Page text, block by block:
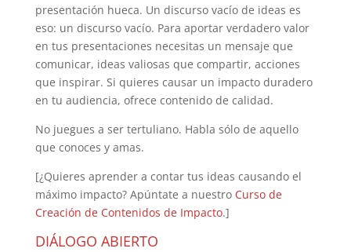
presentación hueca. Un discurso vacío de ideas es
eso: un discurso vacío. Para aportar verdadero valor
en tus presentaciones necesitas un mensaje que
comunicar, ideas valiosas que compartir, acciones
que inspirar. Si quieres causar un impacto duradero
en tu audiencia, ofrece contenido de calidad.
No juegues a ser tertuliano. Habla sólo de aquello
que conoces y amas.
[¿Quieres aprender a contar tus ideas causando el
máximo impacto? Apúntate a nuestro Curso de
Creación de Contenidos de Impacto.]
DIÁLOGO ABIERTO